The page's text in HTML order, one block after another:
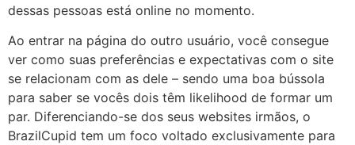
dessas pessoas está online no momento.
Ao entrar na página do outro usuário, você consegue
ver como suas preferências e expectativas com o site
se relacionam com as dele – sendo uma boa bússola
para saber se vocês dois têm likelihood de formar um
par. Diferenciando-se dos seus websites irmãos, o
BrazilCupid tem um foco voltado exclusivamente para